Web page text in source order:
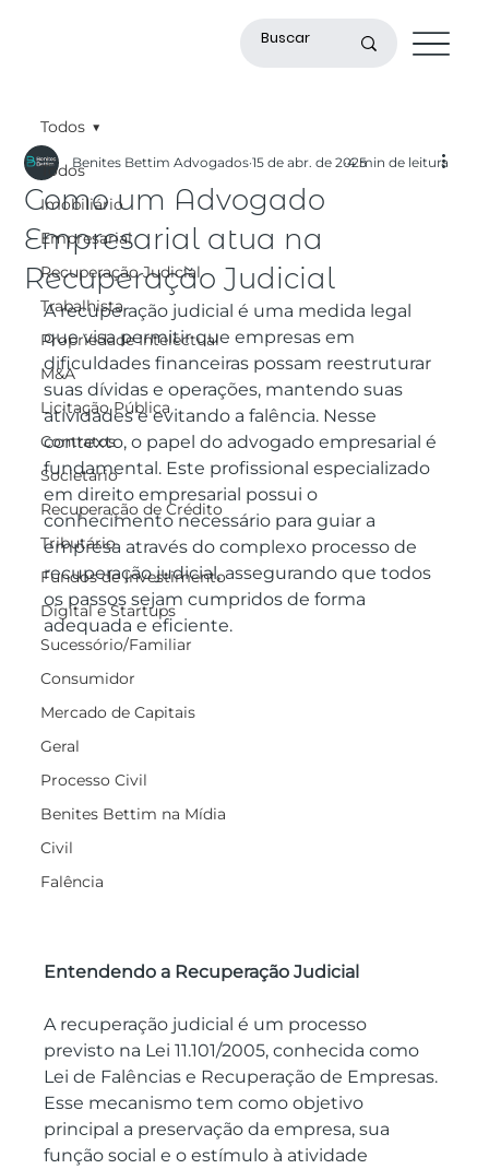
Todos
Imobiliário
Empresarial
Recuperação Judicial
Trabalhista
Propriedade Intelectual
M&A
Licitação Pública
Contratos
Societário
Recuperação de Crédito
Tributário
Fundos de Investimento
Digital e Startups
Sucessório/Familiar
Consumidor
Mercado de Capitais
Geral
Processo Civil
Benites Bettim na Mídia
Civil
Falência
Todos
Como um Advogado
Empresarial atua na
Recuperação Judicial
Benites Bettim Advogados 15 de abr. de 20254 min de leitura
A recuperação judicial é uma medida legal
que visa permitir que empresas em
dificuldades financeiras possam reestruturar
suas dívidas e operações, mantendo suas
atividades e evitando a falência. Nesse
contexto, o papel do advogado empresarial é
fundamental. Este profissional especializado
em direito empresarial possui o
conhecimento necessário para guiar a
empresa através do complexo processo de
recuperação judicial, assegurando que todos
os passos sejam cumpridos de forma
adequada e eficiente.
Entendendo a Recuperação Judicial
A recuperação judicial é um processo
previsto na Lei 11.101/2005, conhecida como
Lei de Falências e Recuperação de Empresas.
Esse mecanismo tem como objetivo
principal a preservação da empresa, sua
função social e o estímulo à atividade